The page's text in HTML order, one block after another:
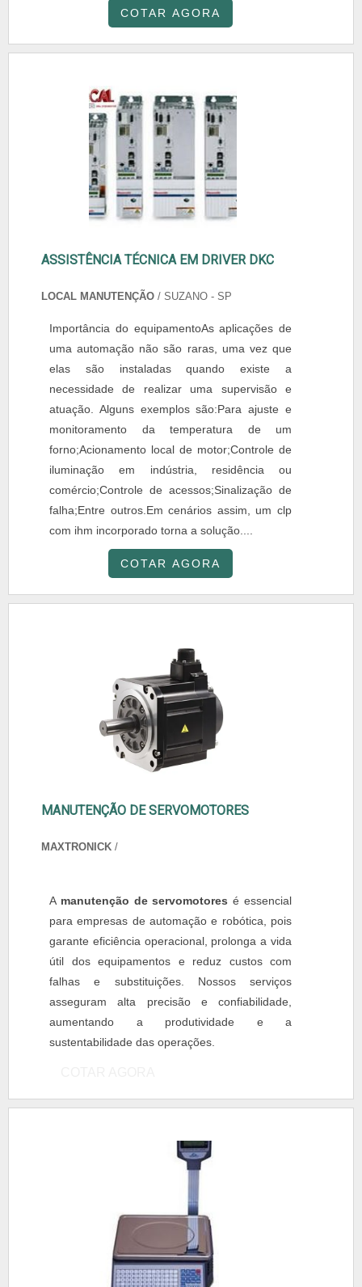
COTAR AGORA
ASSISTÊNCIA TÉCNICA EM DRIVER DKC
LOCAL MANUTENÇÃO / SUZANO - SP
Importância do equipamentoAs aplicações de
uma automação não são raras, uma vez que
elas são instaladas quando existe a
necessidade de realizar uma supervisão e
atuação. Alguns exemplos são:Para ajuste e
monitoramento da temperatura de um
forno;Acionamento local de motor;Controle de
iluminação em indústria, residência ou
comércio;Controle de acessos;Sinalização de
falha;Entre outros.Em cenários assim, um clp
com ihm incorporado torna a solução....
COTAR AGORA
MANUTENÇÃO DE SERVOMOTORES
MAXTRONICK /
A manutenção de servomotores é essencial
para empresas de automação e robótica, pois
garante eficiência operacional, prolonga a vida
útil dos equipamentos e reduz custos com
falhas e substituições. Nossos serviços
asseguram alta precisão e confiabilidade,
aumentando a produtividade e a
sustentabilidade das operações.